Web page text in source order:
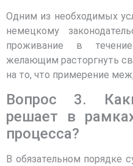
Одним из необходимых
немецкому
проживание в
желающим расторгнуть
на то, что примерение
Вопрос 3.
решает в
процесса?
В обязательном порядке